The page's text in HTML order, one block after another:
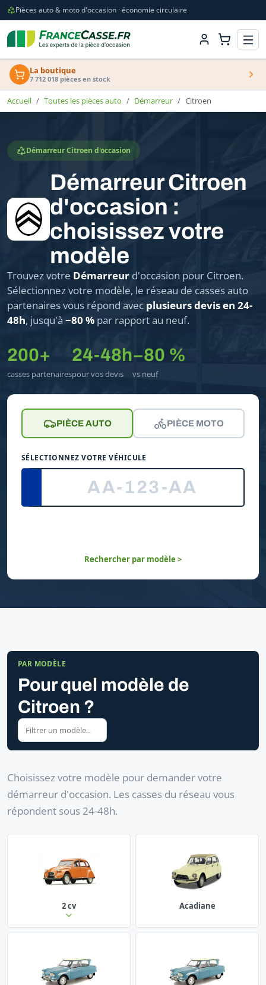
Pièces auto & moto d'occasion · économie circulaire
La boutique
7 712 018 pièces en stock
Accueil Toutes les pièces auto Démarreur Citroen
Démarreur Citroen d'occasion
Démarreur Citroen
d'occasion :
choisissez votre
modèle
Trouvez votre Démarreur d'occasion pour Citroen.
Sélectionnez votre modèle, le réseau de casses auto
partenaires vous répond avec plusieurs devis en 24-
48h, jusqu'à −80 % par rapport au neuf.
200+
casses partenaires
24-48h
pour vos devis
−80 %
vs neuf
PIÈCE AUTO PIÈCE MOTO
SÉLECTIONNEZ VOTRE VÉHICULE
Rechercher par modèle >
PAR MODÈLE
Pour quel modèle de
Citroen ?
Choisissez votre modèle pour demander votre
démarreur d'occasion. Les casses du réseau vous
répondent sous 24-48h.
2 cv Acadiane